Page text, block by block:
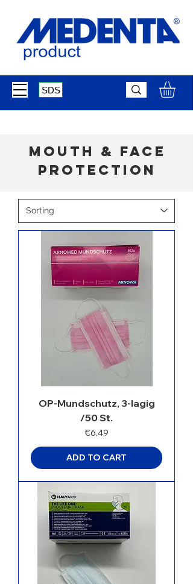
SDS
mouth & face
protection
OP-Mundschutz, 3-lagig
/50 St.
Price
€6.49
ADD TO CART